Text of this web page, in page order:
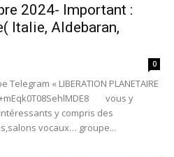
2024- Important :
Italie, Aldebaran,
0
« LIBERATION PLANETAIRE
+mEqk0T08SehlMDE8 vous y
y compris des
vocaux… groupe...